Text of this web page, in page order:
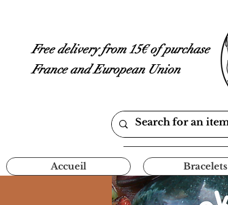
Free delivery from 15€ of purchase
France and European Union
Accueil Bracelets